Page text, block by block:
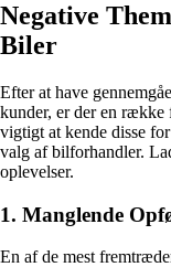
Negative
Biler
Efter at have
kunder, er der en række
vigtigt at kende disse
valg af bilforhandler.
oplevelser.
1. Manglende
En af de mest